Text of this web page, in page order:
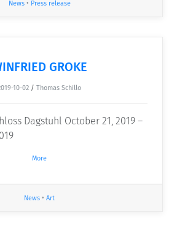
News• Press release
GROKE
10-02 / Thomas Schillo
Dagstuhl October 21, 2019 –
More
News • Art